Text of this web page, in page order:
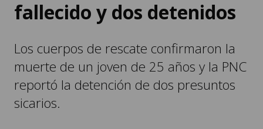
fallecido y dos detenidos
Los cuerpos de rescate confirmaron la
muerte de un joven de 25 años y la PNC
reportó la detención de dos presuntos
sicarios.